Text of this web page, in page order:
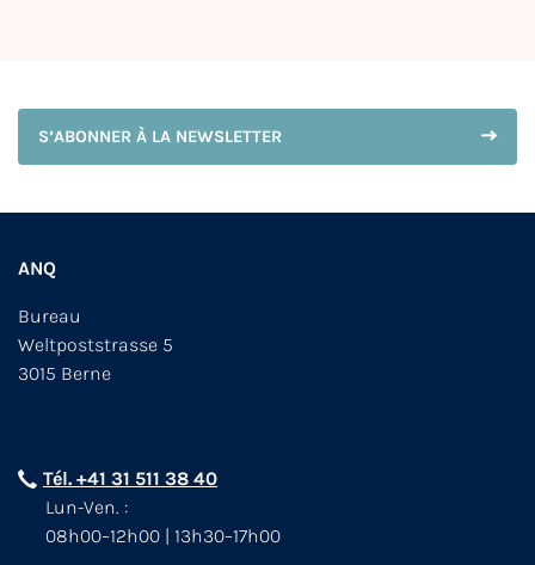
S’ABONNER À LA NEWSLETTER
ANQ
Bureau
Weltpoststrasse 5
3015 Berne
Tél. +41 31 511 38 40
Lun-Ven. :
08h00–12h00 | 13h30–17h00